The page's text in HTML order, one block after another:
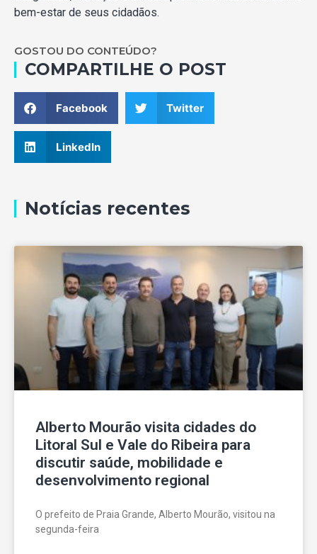
bem-estar de seus cidadãos.
GOSTOU DO CONTEÚDO?
COMPARTILHE O POST
Facebook Twitter
LinkedIn
Notícias recentes
Alberto Mourão visita cidades do
Litoral Sul e Vale do Ribeira para
discutir saúde, mobilidade e
desenvolvimento regional
O prefeito de Praia Grande, Alberto Mourão, visitou na
segunda-feira